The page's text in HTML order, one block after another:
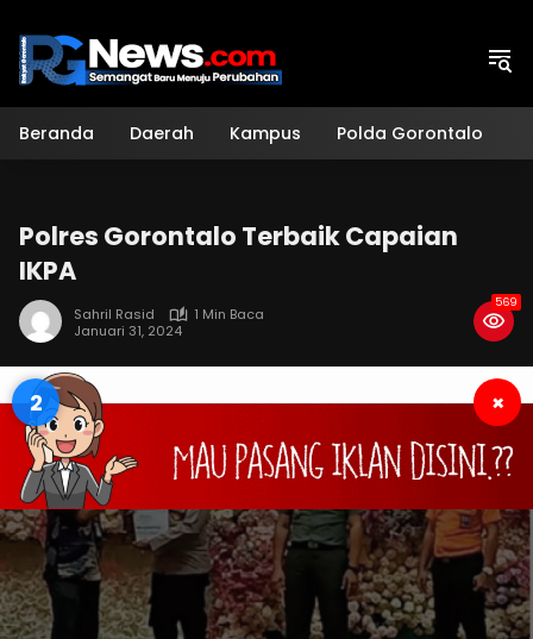
konten
Beranda Daerah Kampus Polda Gorontalo
Polres Gorontalo Terbaik Capaian
IKPA
Sahril Rasid
1 Min Baca
Januari 31, 2024
569
2 ×